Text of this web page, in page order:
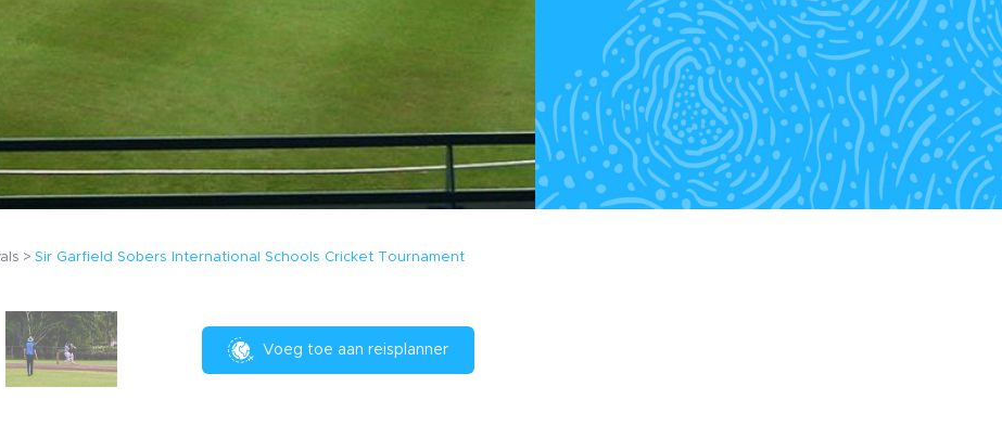
Sir Garfield Sobers International Schools Cricket Tournament
Voeg toe aan reisplanner